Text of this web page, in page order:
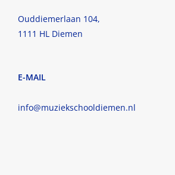
Ouddiemerlaan 104,
1111 HL Diemen
E-MAIL
info@muziekschooldiemen.nl